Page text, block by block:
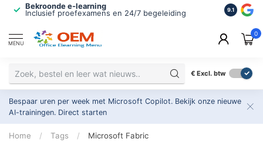
Bekroonde e-learning
Inclusief proefexamens en 24/7 begeleiding
ISO
2.500+
9.1
MENU
0
€ Excl. btw
Bespaar uren per week met Microsoft Copilot. Bekijk onze nieuwe
AI-trainingen. Direct starten
Home / Tags / Microsoft Fabric